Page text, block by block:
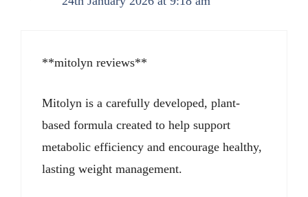
**mitolyn reviews**
Mitolyn is a carefully developed, plant-
based formula created to help support
metabolic efficiency and encourage healthy,
lasting weight management.